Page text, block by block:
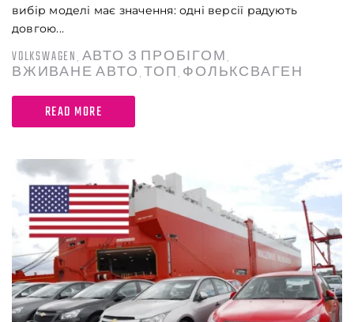
вибір моделі має значення: одні версії радують
довгою...
VOLKSWAGEN АВТО З ПРОБІГОМ
ВЖИВАНЕ АВТО ,ТОП ФОЛЬКСВАГЕН
READ MORE